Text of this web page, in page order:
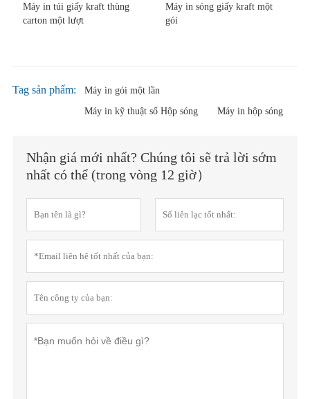
Máy in túi giấy kraft thùng
carton một lượt
Máy in sóng giấy kraft một
gói
Tag sản phẩm:
Máy in gói một lần
Máy in kỹ thuật số Hộp sóng
Máy in hộp sóng
Nhận giá mới nhất? Chúng tôi sẽ trả lời sớm
nhất có thể (trong vòng 12 giờ）